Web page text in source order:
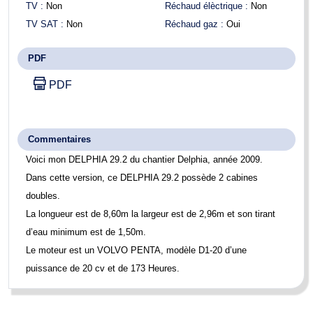
TV : Non
TV SAT : Non
Réchaud élèctrique : Non
Réchaud gaz : Oui
PDF
PDF
Commentaires
Voici mon DELPHIA 29.2 du chantier Delphia, année 2009.
Dans cette version, ce DELPHIA 29.2 possède 2 cabines
doubles.
La longueur est de 8,60m la largeur est de 2,96m et son tirant
d’eau minimum est de 1,50m.
Le moteur est un VOLVO PENTA, modèle D1-20 d’une
puissance de 20 cv et de 173 Heures.